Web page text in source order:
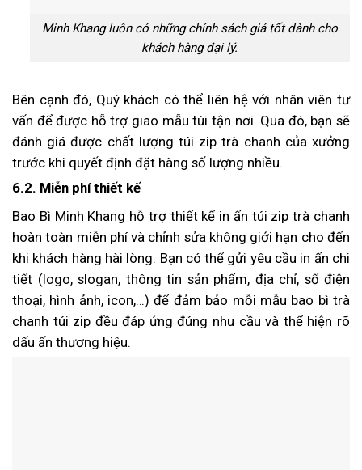
Minh Khang luôn có những chính sách giá tốt dành cho
khách hàng đại lý.
Bên cạnh đó, Quý khách có thể liên hệ với nhân viên tư
vấn để được hỗ trợ giao mẫu túi tận nơi. Qua đó, bạn sẽ
đánh giá được chất lượng túi zip trà chanh của xưởng
trước khi quyết định đặt hàng số lượng nhiều.
6.2. Miễn phí thiết kế
Bao Bì Minh Khang hỗ trợ thiết kế in ấn túi zip trà chanh
hoàn toàn miễn phí và chỉnh sửa không giới hạn cho đến
khi khách hàng hài lòng. Bạn có thể gửi yêu cầu in ấn chi
tiết (logo, slogan, thông tin sản phẩm, địa chỉ, số điện
thoại, hình ảnh, icon,…) để đảm bảo mỗi mẫu bao bì trà
chanh túi zip đều đáp ứng đúng nhu cầu và thể hiện rõ
dấu ấn thương hiệu.